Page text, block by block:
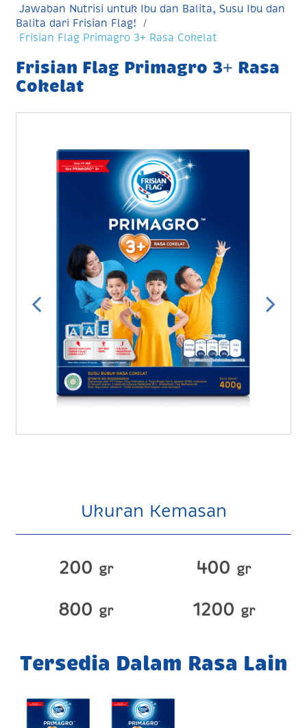
Jawaban Nutrisi untuk Ibu dan Balita, Susu Ibu dan
Balita dari Frisian Flag!
Frisian Flag Primagro 3+ Rasa Cokelat
Frisian Flag Primagro 3+ Rasa
Cokelat
Ukuran Kemasan
200 gr 400 gr
800 gr 1200 gr
Tersedia Dalam Rasa Lain